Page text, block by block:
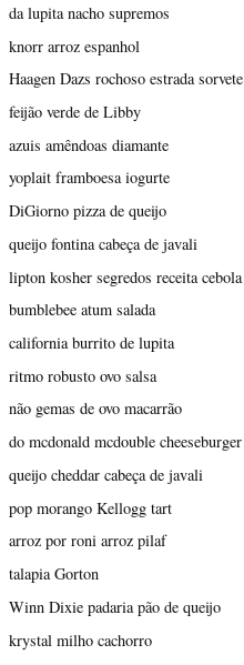
da lupita nacho supremos
knorr arroz espanhol
Haagen Dazs rochoso estrada sorvete
feijão verde de Libby
azuis amêndoas diamante
yoplait framboesa iogurte
DiGiorno pizza de queijo
queijo fontina cabeça de javali
lipton kosher segredos receita cebola
bumblebee atum salada
california burrito de lupita
ritmo robusto ovo salsa
não gemas de ovo macarrão
do mcdonald mcdouble cheeseburger
queijo cheddar cabeça de javali
pop morango Kellogg tart
arroz por roni arroz pilaf
talapia Gorton
Winn Dixie padaria pão de queijo
krystal milho cachorro